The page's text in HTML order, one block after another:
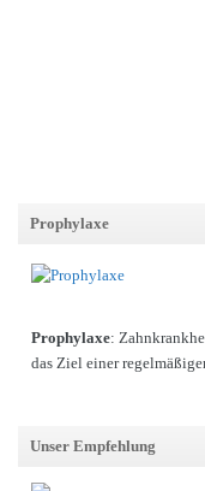
Prophylaxe
Prophylaxe:
das Ziel einer
Unser Empfehlung